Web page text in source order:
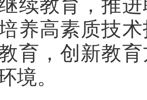
续教育，推
养高素质技
育，创新教
境。